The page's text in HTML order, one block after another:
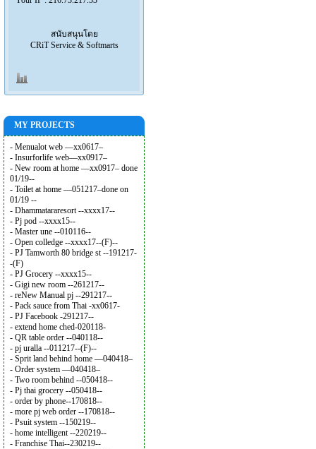
สนับสนุนโดย
CRiT Service & Softmarts
MY PROJECTS
- Menualot web —xx0617–
- Insurforlife web—xx0917–
- New room at home —xx0917– done
01/19--
- Toilet at home —051217–done on
01/19 --
- Dhammatararesort --xxxx17--
- Pj pod --xxxx15--
- Master une --010116--
- Open colledge --xxxx17--(F)--
- PJ Tamworth 80 bridge st --191217-
-(F)
- PJ Grocery --xxxx15--
- Gigi new room --261217--
- reNew Manual pj --291217--
- Pack sauce from Thai -xx0617-
- PJ Facebook -291217--
- extend home ched-020118-
- QR table order --040118--
- pj uralla --011217--(F)--
- Sprit land behind home —040418–
- Order system —040418–
- Two room behind --050418--
- Pj thai grocery --050418--
- order by phone--170818--
- more pj web order --170818--
- Psuit system --150219--
- home intelligent --220219--
- Franchise Thai--230219--